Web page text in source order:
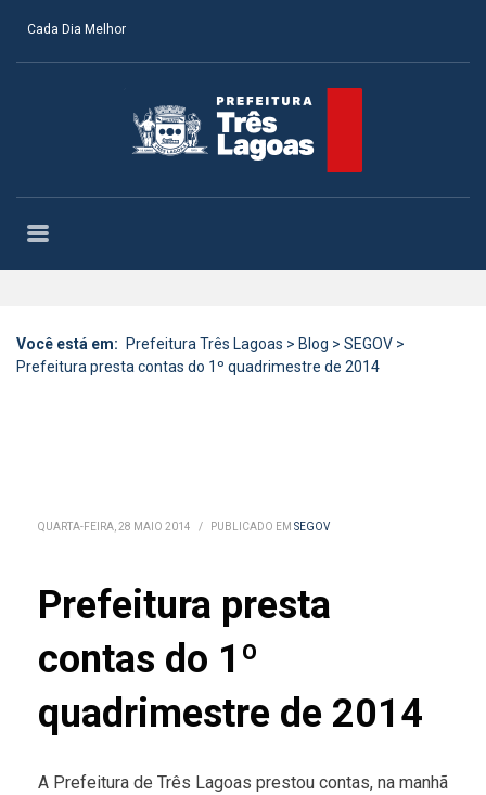
Cada Dia Melhor
Você está em: Prefeitura Três Lagoas > Blog > SEGOV >
Prefeitura presta contas do 1º quadrimestre de 2014
QUARTA-FEIRA, 28 MAIO 2014 / PUBLICADO EM SEGOV
Prefeitura presta
contas do 1º
quadrimestre de 2014
A Prefeitura de Três Lagoas prestou contas, na manhã